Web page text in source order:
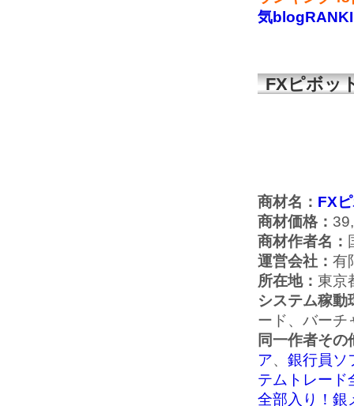
気
FXピボッ
商材名： FX
商材価格：
商材作者名：
運営会社： 有
所在地： 東京
システム稼動
ード、バーチ
同一作者そ
ア、 銀行員ソ
テムトレード
全部入り！銀